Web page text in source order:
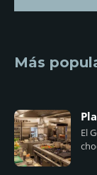
Más
El